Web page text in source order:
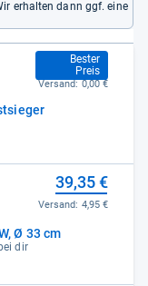
erhalten dann ggf. eine
Bester
Preis
39,00 €
Versand: 0,00 €
Ø 33 cm
dir
39,35 €
Versand: 4,95 €